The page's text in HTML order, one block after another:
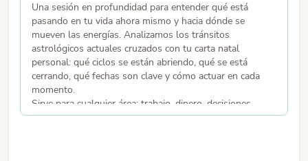
Una sesión en profundidad para entender qué está
pasando en tu vida ahora mismo y hacia dónde se
mueven las energías. Analizamos los tránsitos
astrológicos actuales cruzados con tu carta natal
personal: qué ciclos se están abriendo, qué se está
cerrando, qué fechas son clave y cómo actuar en cada
momento.
Sirve para cualquier área: trabajo, dinero, decisiones
importantes, amor, salud, familia, cambios de vida. Si